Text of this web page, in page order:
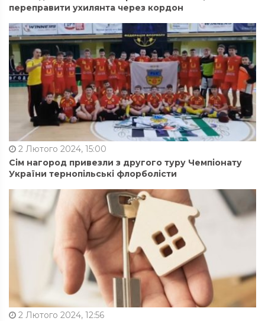
переправити ухилянта через кордон
2 Лютого 2024, 15:00
Сім нагород привезли з другого туру Чемпіонату
України тернопільські флорболісти
2 Лютого 2024, 12:56